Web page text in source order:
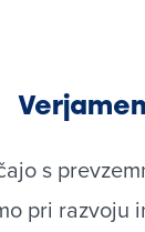
s
pri razvoju